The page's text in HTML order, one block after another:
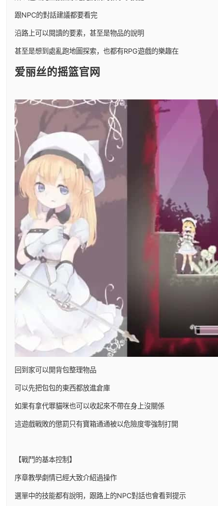
跟NPC的對話建議都要看完
沿路上可以閱讀的要素，甚至是物品的說明
甚至是想到處亂跑地圖探索，也都有RPG遊戲的樂趣在
爱丽丝的摇篮官网
回到家可以開背包整理物品
可以先把包包的東西都放進倉庫
如果有拿代罪貓咪也可以收起來不帶在身上沒關係
這遊戲戰敗的懲罰只有寶箱通通被以危險度零強制打開
【戰鬥的基本控制】
序章教學劇情已經大致介紹過操作
選單中的技能都有說明，跟路上的NPC對話也會看到提示